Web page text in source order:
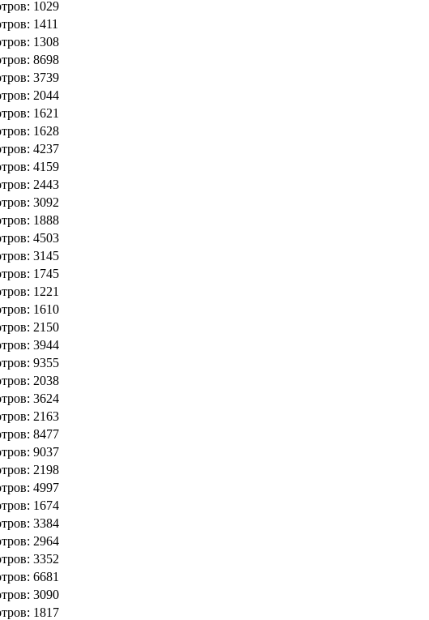
1029
1411
1308
8698
3739
2044
1621
1628
4237
4159
2443
3092
1888
4503
3145
1745
1221
1610
2150
3944
9355
2038
3624
2163
8477
9037
2198
4997
1674
3384
2964
3352
6681
3090
1817